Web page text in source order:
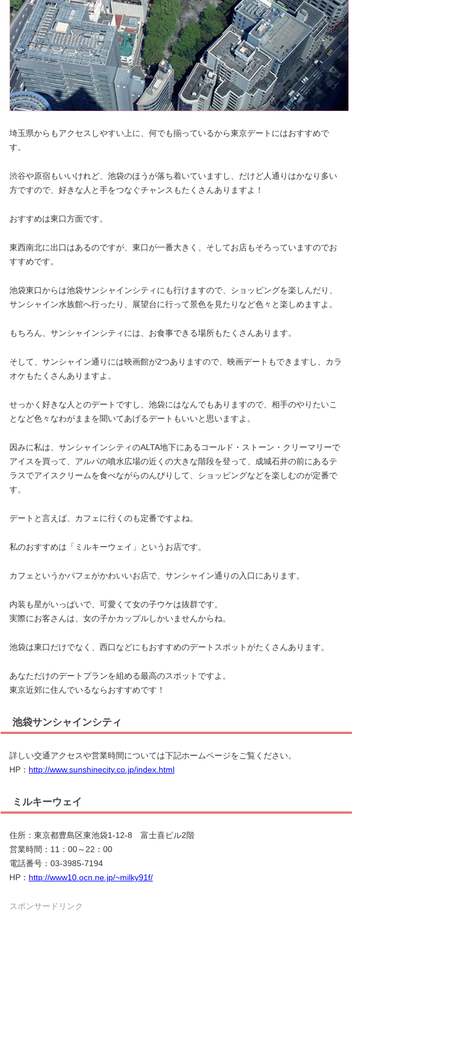
埼玉県からもアクセスしやすい上に、何でも揃っているから東京デートにはおすすめで
す。
渋谷や原宿もいいけれど、池袋のほうが落ち着いていますし、だけど人通りはかなり多い
方ですので、好きな人と手をつなぐチャンスもたくさんありますよ！
おすすめは東口方面です。
東西南北に出口はあるのですが、東口が一番大きく、そしてお店もそろっていますのでお
すすめです。
池袋東口からは池袋サンシャインシティにも行けますので、ショッピングを楽しんだり、
サンシャイン水族館へ行ったり、展望台に行って景色を見たりなど色々と楽しめますよ。
もちろん、サンシャインシティには、お食事できる場所もたくさんあります。
そして、サンシャイン通りには映画館が2つありますので、映画デートもできますし、カラ
オケもたくさんありますよ。
せっかく好きな人とのデートですし、池袋にはなんでもありますので、相手のやりたいこ
となど色々なわがままを聞いてあげるデートもいいと思いますよ。
因みに私は、サンシャインシティのALTA地下にあるコールド・ストーン・クリーマリーで
アイスを買って、アルパの噴水広場の近くの大きな階段を登って、成城石井の前にあるテ
ラスでアイスクリームを食べながらのんびりして、ショッピングなどを楽しむのが定番で
す。
デートと言えば、カフェに行くのも定番ですよね。
私のおすすめは「ミルキーウェイ」というお店です。
カフェというかパフェがかわいいお店で、サンシャイン通りの入口にあります。
内装も星がいっぱいで、可愛くて女の子ウケは抜群です。
実際にお客さんは、女の子かカップルしかいませんからね。
池袋は東口だけでなく、西口などにもおすすめのデートスポットがたくさんあります。
あなただけのデートプランを組める最高のスポットですよ。
東京近郊に住んでいるならおすすめです！
池袋サンシャインシティ
詳しい交通アクセスや営業時間については下記ホームページをご覧ください。
HP： http://www.sunshinecity.co.jp/index.html
ミルキーウェイ
住所：東京都豊島区東池袋1-12-8 富士喜ビル2階
営業時間：11：00～22：00
電話番号：03-3985-7194
HP： http://www10.ocn.ne.jp/~milky91f/
スポンサードリンク